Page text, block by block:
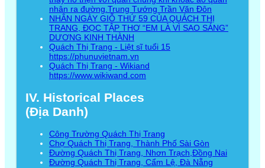
nhân ra đường.Trung Tướng Trần Văn Đôn
NHÂN NGÀY GIỖ THỨ 59 CỦA QUÁCH THỊ
TRANG, ĐỌC TẬP THƠ “EM LÀ VÌ SAO SÁNG”
DƯƠNG KINH THÀNH
Quách Thị Trang - Liệt sĩ tuổi 15
https://phunuvietnam.vn
Quách Thị Trang - Wikiand
https://www.wikiwand.com
IV. Historical Places
(Địa Danh)
Công Trường Quách Thị Trang
Chợ Quách Thị Trang, Thành Phố Sài Gòn
Đường Quách Thị Trang, Nhơn Trạch,Đồng Nai
Đường Quách Thị Trang, Cẩm Lệ, Đà Nẵng